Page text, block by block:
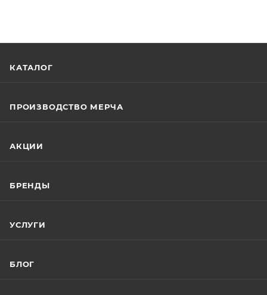
КАТАЛОГ
ПРОИЗВОДСТВО МЕРЧА
АКЦИИ
БРЕНДЫ
УСЛУГИ
БЛОГ